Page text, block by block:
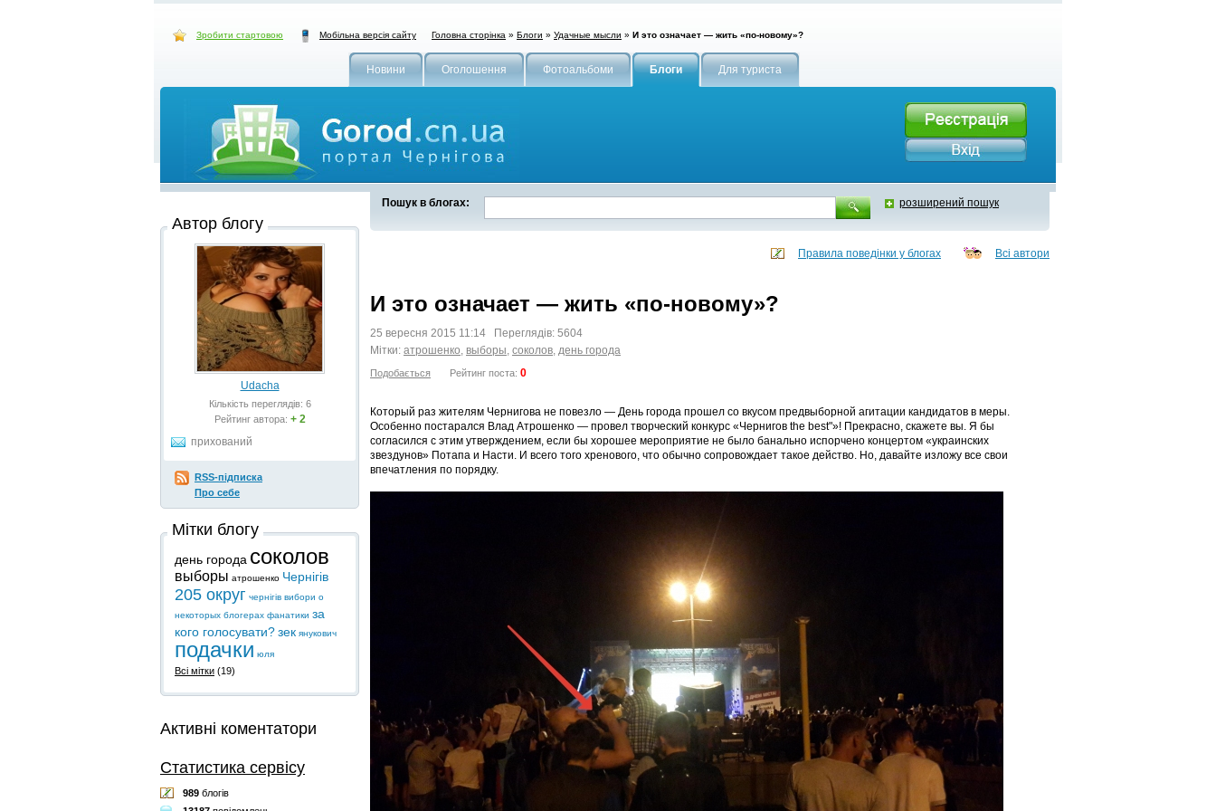
Зробити стартовою Мобільна версія сайту Головна сторінка » Блоги » Удачные мысли » И это означает — жить «по-новому»?
Новини Оголошення Фотоальбоми Блоги Для туриста
Пошук в блогах: розширений пошук
Правила поведінки у блогах Всі автори
И это означает — жить «по-новому»?
25 вересня 2015 11:14 Переглядів: 5604
Мітки: атрошенко, выборы, соколов, день города
Подобається Рейтинг поста: 0
Который раз жителям Чернигова не повезло — День города прошел со вкусом предвыборной агитации кандидатов в меры.
Особенно постарался Влад Атрошенко — провел творческий конкурс «Чернигов the best"»! Прекрасно, скажете вы. Я бы
согласился с этим утверждением, если бы хорошее мероприятие не было банально испорчено концертом «украинских
звездунов» Потапа и Насти. И всего того хренового, что обычно сопровождает такое действо. Но, давайте изложу все свои
впечатления по порядку.
Автор блогу
Udacha
Кількість переглядів: 6
Рейтинг автора: + 2
прихований
RSS-підписка
Про себе
Мітки блогу
день города соколов
выборы атрошенко Чернігів
205 округ чернігів вибори о
некоторых блогерах фанатики за
кого голосувати?зек янукович
подачки юля
Всі мітки (19)
Активні коментатори
Статистика сервісу
989 блогів